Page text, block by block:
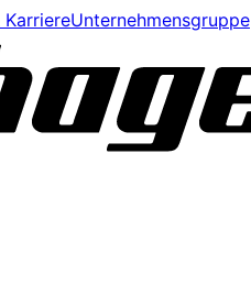
Unternehmensgruppe